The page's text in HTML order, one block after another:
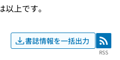
以上です。
書誌情報を一括出力 RSS
RSS